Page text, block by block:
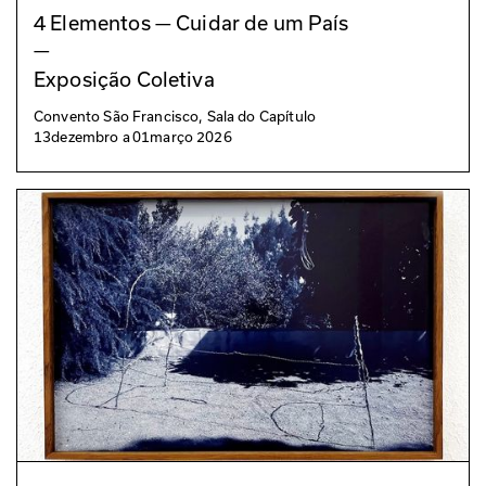
4 Elementos — Cuidar de um País
—
Exposição Coletiva
Convento São Francisco, Sala do Capítulo
13dezembro a01março 2026